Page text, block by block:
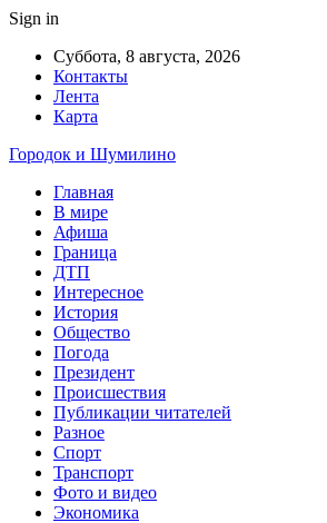
Sign in
Суббота, 8 августа, 2026
Контакты
Лента
Карта
Городок и Шумилино
Главная
В мире
Афиша
Граница
ДТП
Интересное
История
Общество
Погода
Президент
Происшествия
Публикации читателей
Разное
Спорт
Транспорт
Фото и видео
Экономика